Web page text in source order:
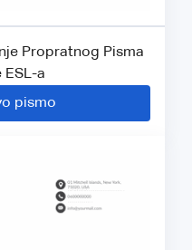
Propratnog Pisma
ESL-a
pismo